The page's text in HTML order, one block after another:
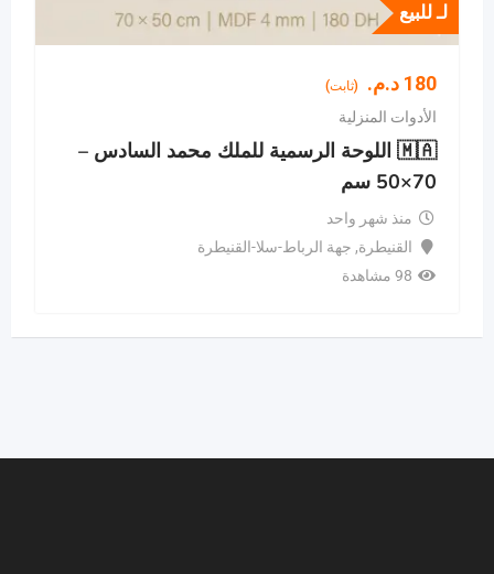
لـ للبيع
180 د.م. (ثابت)
الأدوات المنزلية
🇲🇦 اللوحة الرسمية للملك محمد السادس –
70×50 سم
منذ شهر واحد
القنيطرة, جهة الرباط-سلا-القنيطرة
98 مشاهدة